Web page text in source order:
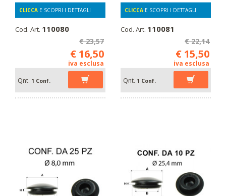
CLICCA E SCOPRI I DETTAGLI
Cod. Art. 110080
€ 23,57
€ 16,50
iva esclusa
Qnt. 1 Conf.
CLICCA E SCOPRI I DETTAGLI
Cod. Art. 110081
€ 22,14
€ 15,50
iva esclusa
Qnt. 1 Conf.